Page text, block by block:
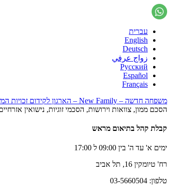
עברית
English
Deutsch
زواج عرفي
Русский
Español
Français
משפחה חדשה – New Family – הארגון לקידום זכויות המשפחה
הסכם ממון, צוואות וירושות, הסכמי זוגיות, נישואין
קבלת קהל בתיאום מראש
ימים א' עד ה' בין 09:00 ל 17:00
רח' טיומקין 16, תל אביב
טלפון: 03-5660504